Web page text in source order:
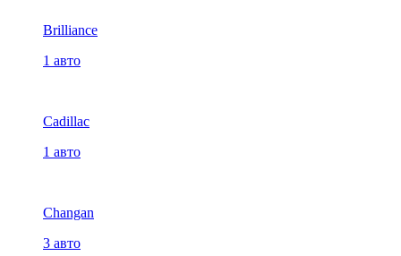
Brilliance
1 авто
Cadillac
1 авто
Changan
3 авто